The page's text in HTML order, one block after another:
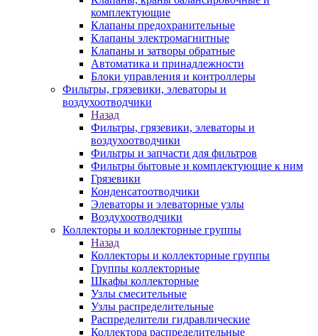
комплектующие
Клапаны предохранительные
Клапаны электромагнитные
Клапаны и затворы обратные
Автоматика и принадлежности
Блоки управления и контроллеры
Фильтры, грязевики, элеваторы и
воздухоотводчики
Назад
Фильтры, грязевики, элеваторы и
воздухоотводчики
Фильтры и запчасти для фильтров
Фильтры бытовые и комплектующие к ним
Грязевики
Конденсатоотводчики
Элеваторы и элеваторные узлы
Воздухоотводчики
Коллекторы и коллекторные группы
Назад
Коллекторы и коллекторные группы
Группы коллекторные
Шкафы коллекторные
Узлы смесительные
Узлы распределительные
Распределители гидравлические
Коллектора распределительные